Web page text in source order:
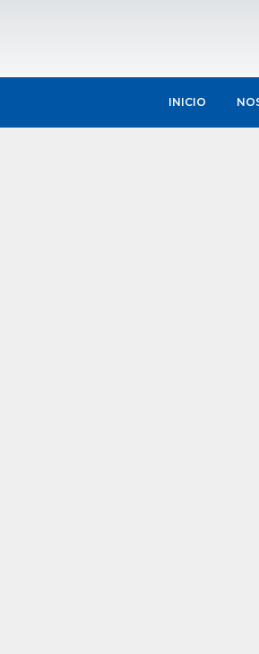
INICIO